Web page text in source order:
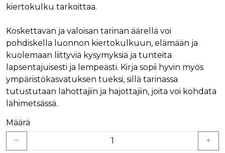
kiertokulku tarkoittaa.
Koskettavan ja valoisan tarinan äärellä voi
pohdiskella luonnon kiertokulkuun, elämään ja
kuolemaan liittyviä kysymyksiä ja tunteita
lapsentajuisesti ja lempeästi. Kirja sopii hyvin myös
ympäristökasvatuksen tueksi, sillä tarinassa
tutustutaan lahottajiin ja hajottajiin, joita voi kohdata
lähimetsässä.
Määrä